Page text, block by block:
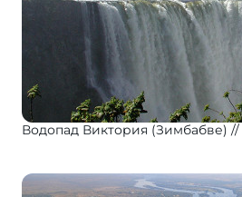
Водопад Виктория (Зимбабве)